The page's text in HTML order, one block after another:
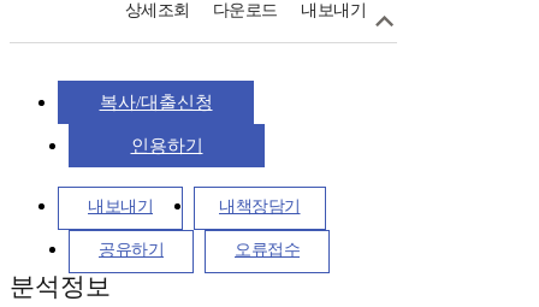
상세조회 다운로드 내보내기
복사/대출신청
인용하기
내보내기 내책장담기
공유하기 오류접수
분석정보